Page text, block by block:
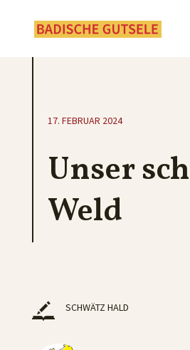
17. FEBRUAR 2024
Unser
Weld
SCHWÄTZ HALD